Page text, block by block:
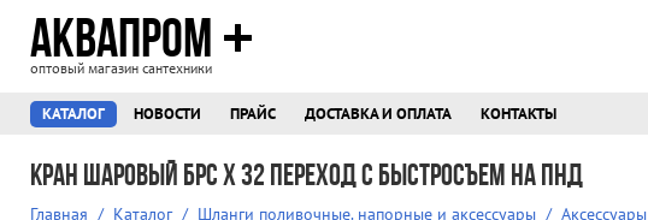
АКВАПРОМ
оптовый магазин сантехники
КАТАЛОГ НОВОСТИ ПРАЙС ДОСТАВКА И ОПЛАТА КОНТАКТЫ
Кран шаровый БРС х 32 переход с быстросъем на ПНД
Главная / Каталог / Шланги поливочные. напорные и аксессуары / Аксессуары